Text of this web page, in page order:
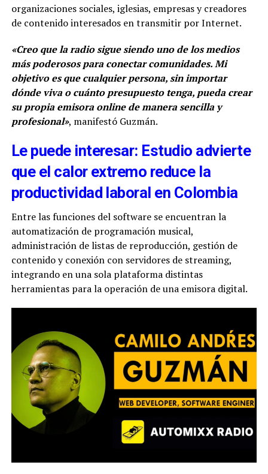
organizaciones sociales, iglesias, empresas y creadores
de contenido interesados en transmitir por Internet.
«Creo que la radio sigue siendo uno de los medios
más poderosos para conectar comunidades. Mi
objetivo es que cualquier persona, sin importar
dónde viva o cuánto presupuesto tenga, pueda crear
su propia emisora online de manera sencilla y
profesional», manifestó Guzmán.
Le puede interesar: Estudio advierte
que el calor extremo reduce la
productividad laboral en Colombia
Entre las funciones del software se encuentran la
automatización de programación musical,
administración de listas de reproducción, gestión de
contenido y conexión con servidores de streaming,
integrando en una sola plataforma distintas
herramientas para la operación de una emisora digital.